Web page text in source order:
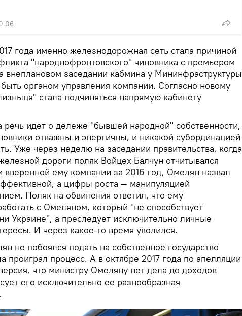
года именно железнодорожная сеть стала причиной
"народнофронтовского" чиновника с премьером
внеплановом заседании кабмина у Мининфраструктуры
органом управления компании. Согласно новому
стала подчиняться напрямую кабинету
речь идет о дележе "бывшей народной" собственности,
отважны и энергичны, и никакой субординацией
Уже через неделю на заседании правительства, когда
дороги поляк Войцех Балчун отчитывался
вверенной ему компании за 2016 год, Омелян назвал
а цифры роста — манипуляцией
Поляк на обвинения ответил, что ему
с Омеляном, который "не способствует
Украине", а преследует исключительно личные
И через какое-то время уволился.
не побоялся подать на собственное государство
проиграл процесс. А в октябре 2017 года по апелляции
что министру Омеляну нет дела до доходов
его исключительно ее разнообразная